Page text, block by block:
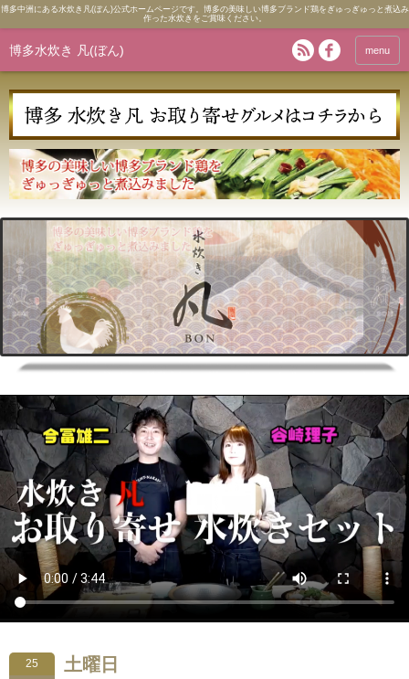
博多中洲にある水炊き凡(ぼん)公式ホームページです。博多の美味しい博多ブランド鶏をぎゅっぎゅっと煮込み
作った水炊きをご賞味ください。
博多水炊き 凡(ぼん) menu
25
土曜日